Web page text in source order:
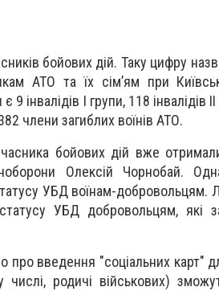
бойових дій. Таку цифру
АТО та їх сім’ям при
І групи, 118 інвалідів
члени загиблих воїнів АТО.
бойових дій вже
Олексій Чорнобай.
УБД воїнам-добровольцям.
УБД добровольцям, які
про введення "соціальних карт"
родичі військових)